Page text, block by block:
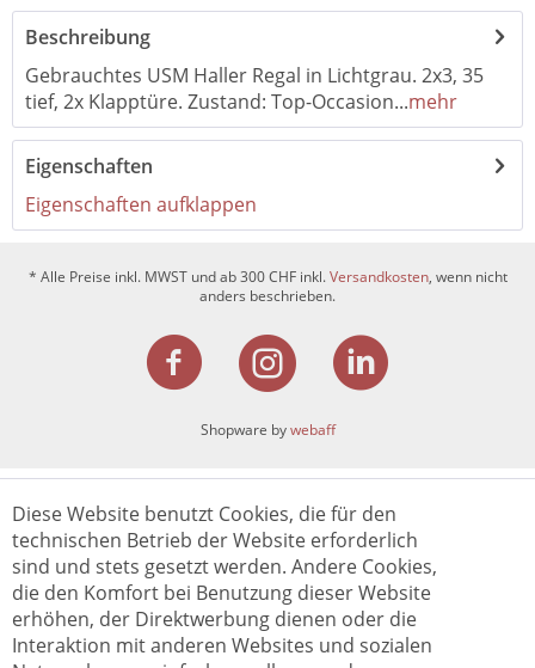
Beschreibung
Gebrauchtes USM Haller Regal in Lichtgrau. 2x3, 35
tief, 2x Klapptüre. Zustand: Top-Occasion...mehr
Eigenschaften
Eigenschaften aufklappen
* Alle Preise inkl. MWST und ab 300 CHF inkl.Versandkosten, wenn nicht
anders beschrieben.
Shopware bywebaff
Diese Website benutzt Cookies, die für den
technischen Betrieb der Website erforderlich
sind und stets gesetzt werden. Andere Cookies,
die den Komfort bei Benutzung dieser Website
erhöhen, der Direktwerbung dienen oder die
Interaktion mit anderen Websites und sozialen